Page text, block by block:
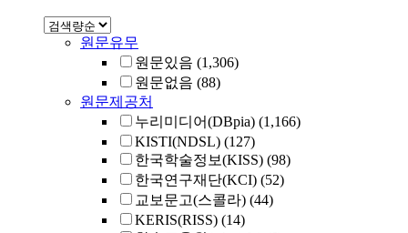
원문유무
원문있음 (1,306)
원문없음 (88)
원문제공처
누리미디어(DBpia) (1,166)
KISTI(NDSL) (127)
한국학술정보(KISS) (98)
한국연구재단(KCI) (52)
교보문고(스콜라) (44)
KERIS(RISS) (14)